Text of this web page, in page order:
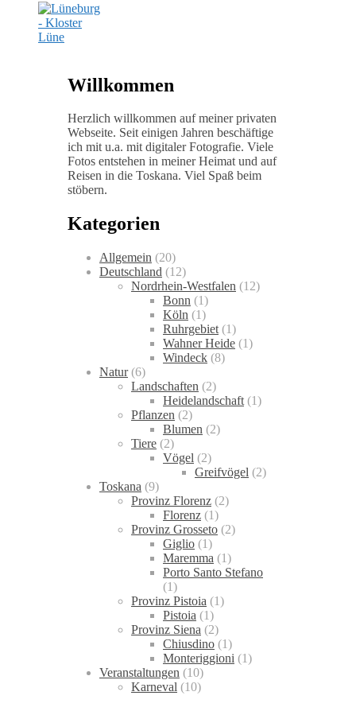
Willkommen
Herzlich willkommen auf meiner privaten
Webseite. Seit einigen Jahren beschäftige
ich mit u.a. mit digitaler Fotografie. Viele
Fotos entstehen in meiner Heimat und auf
Reisen in die Toskana. Viel Spaß beim
stöbern.
Kategorien
Allgemein (20)
Deutschland (12)
Nordrhein-Westfalen (12)
Bonn (1)
Köln (1)
Ruhrgebiet (1)
Wahner Heide (1)
Windeck (8)
Natur(6)
Landschaften (2)
Heidelandschaft (1)
Pflanzen (2)
Blumen (2)
Tiere (2)
Vögel (2)
Greifvögel (2)
Toskana (9)
Provinz Florenz (2)
Florenz (1)
Provinz Grosseto (2)
Giglio (1)
Maremma (1)
Porto Santo Stefano
(1)
Provinz Pistoia (1)
Pistoia (1)
Provinz Siena (2)
Chiusdino (1)
Monteriggioni (1)
Veranstaltungen (10)
Karneval (10)